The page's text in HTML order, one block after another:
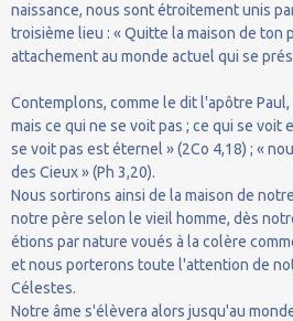
naissance, nous sont étroitement unis
troisième lieu : « Quitte la maison de ton
attachement au monde actuel qui se
Contemplons, comme le dit l'apôtre Paul,
mais ce qui ne se voit pas ; ce qui se voit
se voit pas est éternel » (2Co 4,18) ; «
des Cieux » (Ph 3,20).
Nous sortirons ainsi de la maison de
notre père selon le vieil homme, dès
étions par nature voués à la colère
et nous porterons toute l'attention de
Célestes.
Notre âme s'élèvera alors jusqu'au